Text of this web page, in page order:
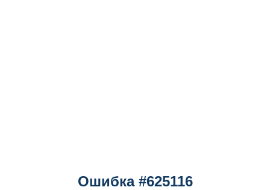
Ошибка #625116